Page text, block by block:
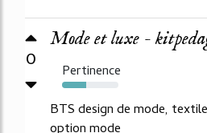
0
Mode et luxe -
Pertinence
43%
BTS design de mode,